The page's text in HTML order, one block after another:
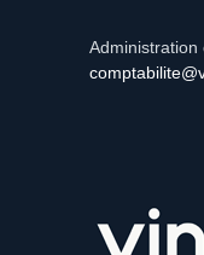
Administration